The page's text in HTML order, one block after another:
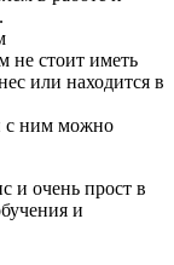
не стоит иметь
или находится в
с ним можно
и очень прост в
и